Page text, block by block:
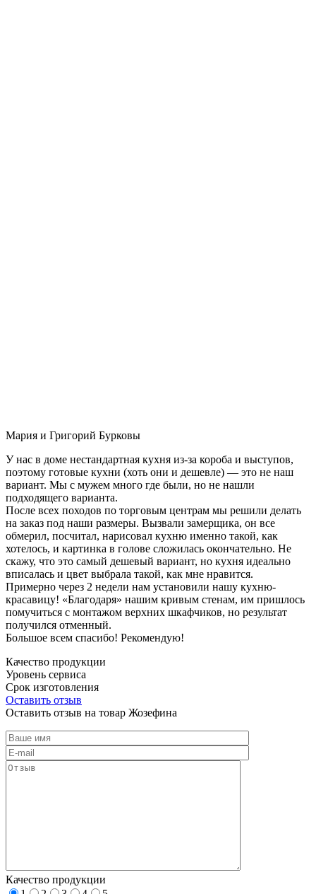
Мария и Григорий Бурковы
У нас в доме нестандартная кухня из-за короба и выступов,
поэтому готовые кухни (хоть они и дешевле) — это не наш
вариант. Мы с мужем много где были, но не нашли
подходящего варианта.
После всех походов по торговым центрам мы решили делать
на заказ под наши размеры. Вызвали замерщика, он все
обмерил, посчитал, нарисовал кухню именно такой, как
хотелось, и картинка в голове сложилась окончательно. Не
скажу, что это самый дешевый вариант, но кухня идеально
вписалась и цвет выбрала такой, как мне нравится.
Примерно через 2 недели нам установили нашу кухню-
красавицу! «Благодаря» нашим кривым стенам, им пришлось
помучиться с монтажом верхних шкафчиков, но результат
получился отменный.
Большое всем спасибо! Рекомендую!
Качество продукции
Уровень сервиса
Срок изготовления
Оставить отзыв
Оставить отзыв на товар Жозефина
Качество продукции